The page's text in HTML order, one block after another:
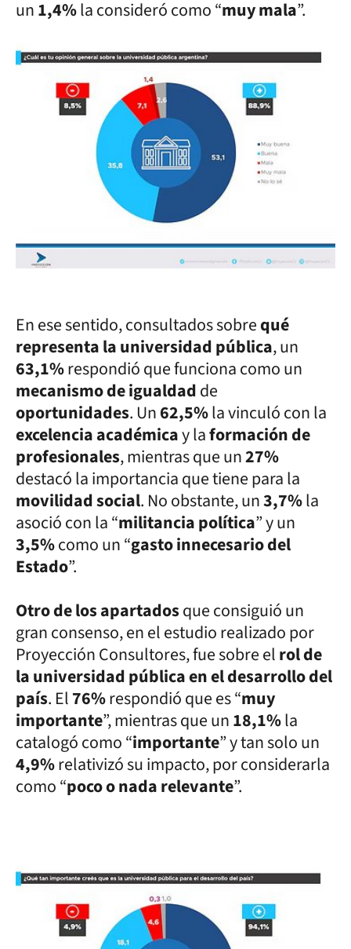
un1,4%la consideró como “muy mala”.
En ese sentido, consultados sobrequé
representa la universidad pública, un
63,1%respondió que funciona como un
mecanismo de igualdadde
oportunidades. Un62,5%la vinculó con la
excelencia académicay laformación de
profesionales, mientras que un27%
destacó la importancia que tiene para la
movilidad social. No obstante, un3,7%la
asoció con la “militancia política” y un
3,5%como un “gasto innecesario del
Estado”.
Otro de los apartadosque consiguió un
gran consenso, en el estudio realizado por
Proyección Consultores, fue sobre elrol de
la universidad pública en el desarrollo del
país. El76%respondió que es “muy
importante”, mientras que un18,1%la
catalogó como “importante” y tan solo un
4,9%relativizó su impacto, por considerarla
como “poco o nada relevante”.